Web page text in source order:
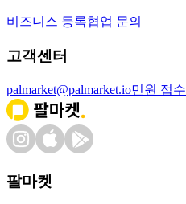
비즈니스 등록협업 문의
고객센터
palmarket@palmarket.io민원 접수
팔마켓